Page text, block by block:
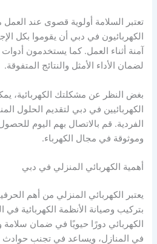
تعتبر السلامة أولوية قصوى عند
الكهربائيون في دبي أن يقوموا بكل
آمنة أثناء العمل. كما يستخدمون
لضمان الأداء الأمثل والنتائج المتفوقة.
بغض النظر عن مشكلتك الكهربائية،
الكهربائيين في دبي لتقديم الحلول
الفردية. قم بالاتصال بهم اليوم
وموثوقة في مجال الكهرباء.
أهمية الكهربائي المنزلي في دبي
يعتبر الكهربائي المنزلي من أهم
بتركيب وصيانة الأنظمة الكهربائية في
الكهربائي دورًا حيويًا في ضمان سلامة
في المنازل، ويساعد في تجنب حوادث